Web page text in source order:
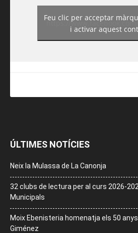
https://
Feu clic per acceptar
i activar aquest
ÚLTIMES NOTÍCIES
Neix la Mulassa de La Canonja
32 clubs de lectura per al curs 2026-
Municipals
Moix Ebenisteria homenatja els 50
Giménez